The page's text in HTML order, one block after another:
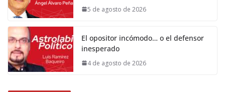
5 de agosto de 2026
El opositor incómodo… o el defensor
inesperado
4 de agosto de 2026